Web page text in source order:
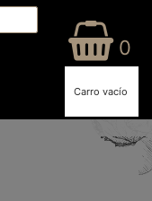
0
Carro vacío